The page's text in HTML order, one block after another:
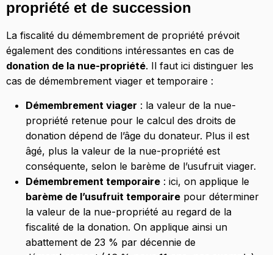
propriété et de succession
La fiscalité du démembrement de propriété prévoit
également des conditions intéressantes en cas de
donation de la nue-propriété. Il faut ici distinguer les
cas de démembrement viager et temporaire :
Démembrement viager : la valeur de la nue-
propriété retenue pour le calcul des droits de
donation dépend de l’âge du donateur. Plus il est
âgé, plus la valeur de la nue-propriété est
conséquente, selon le barème de l’usufruit viager.
Démembrement temporaire : ici, on applique le
barème de l’usufruit temporaire pour déterminer
la valeur de la nue-propriété au regard de la
fiscalité de la donation. On applique ainsi un
abattement de 23 % par décennie de